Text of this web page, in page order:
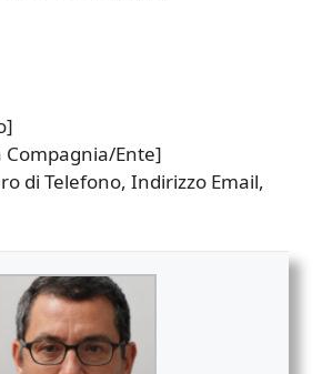
Compagnia/Ente]
di Telefono, Indirizzo Email,